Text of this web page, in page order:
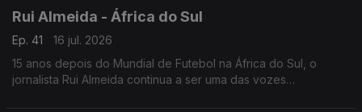
Rui Almeida - África do Sul
Ep. 41
16 jul. 2026
15 anos depois do Mundial de Futebol na África do Sul, o
jornalista Rui Almeida continua a ser uma das vozes